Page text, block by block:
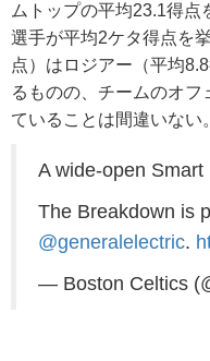
ムトップの平均23.1得
選手が平均2ケタ得点を
点）はロジアー（平均
るものの、チームのオ
ていることは間違いない。
A wide-open
The Breakdown is
@generalelectric.
— Boston Celtics